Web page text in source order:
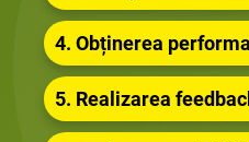
4. Obținerea
5. Realizarea